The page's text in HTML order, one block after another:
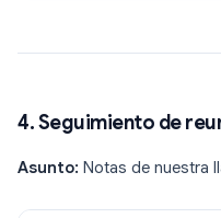
4. Seguimiento de
Asunto: Notas de nuestra